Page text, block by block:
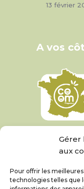
Gérer
aux
Pour offrir les
technologies telles que
13 février
A vos